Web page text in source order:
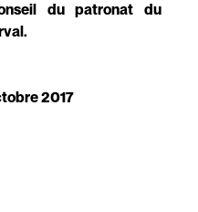
du patronat du
2017